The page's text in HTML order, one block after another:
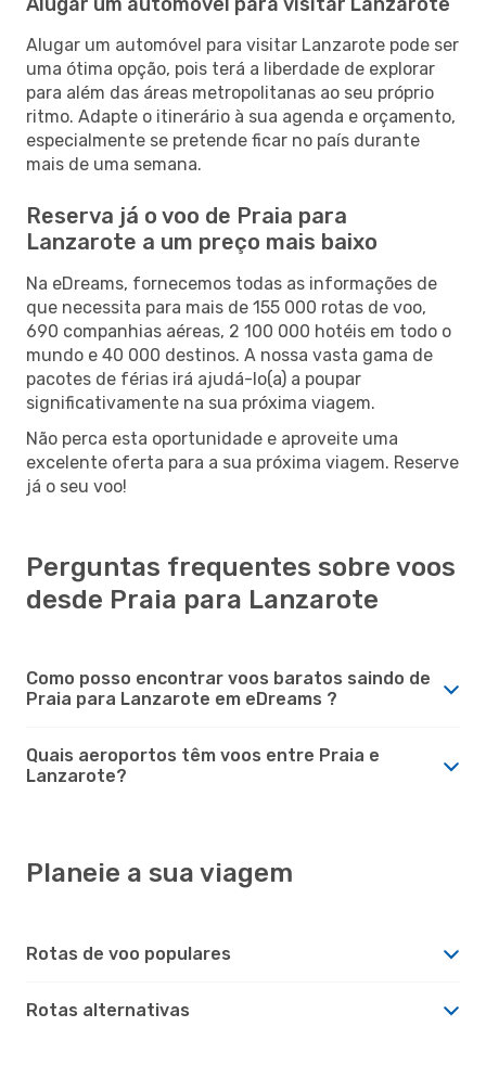
Alugar um automóvel para visitar Lanzarote pode ser
uma ótima opção, pois terá a liberdade de explorar
para além das áreas metropolitanas ao seu próprio
ritmo. Adapte o itinerário à sua agenda e orçamento,
especialmente se pretende ficar no país durante
mais de uma semana.
Reserva já o voo de Praia para
Lanzarote a um preço mais baixo
Na eDreams, fornecemos todas as informações de
que necessita para mais de 155 000 rotas de voo,
690 companhias aéreas, 2 100 000 hotéis em todo o
mundo e 40 000 destinos. A nossa vasta gama de
pacotes de férias irá ajudá-lo(a) a poupar
significativamente na sua próxima viagem.
Não perca esta oportunidade e aproveite uma
excelente oferta para a sua próxima viagem. Reserve
já o seu voo!
Perguntas frequentes sobre voos
desde Praia para Lanzarote
Como posso encontrar voos baratos saindo de
Praia para Lanzarote em eDreams ?
Quais aeroportos têm voos entre Praia e
Lanzarote?
Planeie a sua viagem
Rotas de voo populares
Rotas alternativas